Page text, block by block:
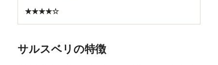
★★★★☆
サルスベリの特徴